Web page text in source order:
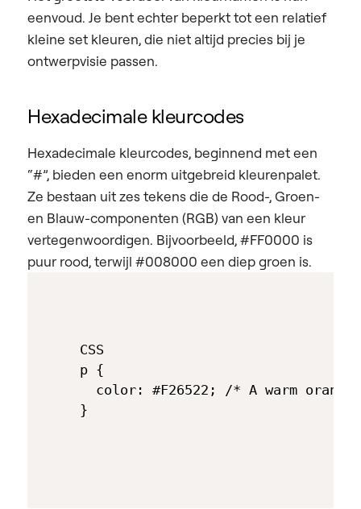
eenvoud. Je bent echter beperkt tot een relatief
kleine set kleuren, die niet altijd precies bij je
ontwerpvisie passen.
Hexadecimale kleurcodes
Hexadecimale kleurcodes, beginnend met een
“#”, bieden een enorm uitgebreid kleurenpalet.
Ze bestaan uit zes tekens die de Rood-, Groen-
en Blauw-componenten (RGB) van een kleur
vertegenwoordigen. Bijvoorbeeld, #FF0000 is
puur rood, terwijl #008000 een diep groen is.
CSS
p {
color: #F26522; /* A warm orange
}